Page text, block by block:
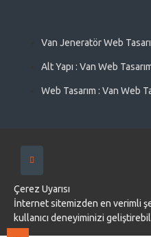
Van Jeneratör Web
Alt Yapı : Van Web
Web Tasarım : Van Web
Çerez Uyarısı
İnternet sitemizden en verimli
kullanıcı deneyiminizi